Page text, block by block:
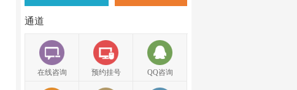
通道
在线咨询 预约挂号 QQ咨询